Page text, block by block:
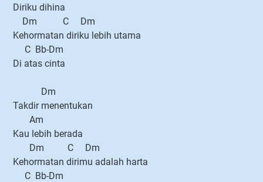
Diriku dihina
Dm C Dm
Kehormatan diriku lebih utama
C Bb-Dm
Di atas cinta
Dm
Takdir menentukan
Am
Kau lebih berada
Dm C Dm
Kehormatan dirimu adalah harta
C Bb-Dm